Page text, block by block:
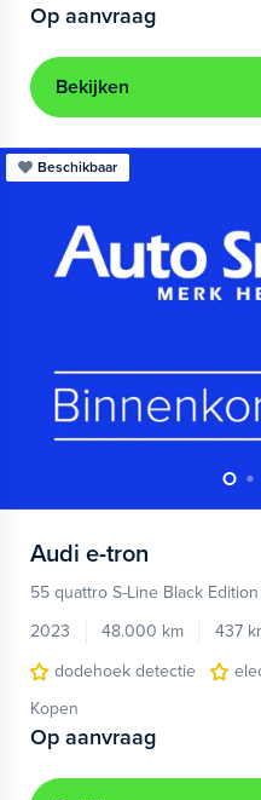
Op aanvraag
Bekijken
Beschikbaar
Audi e-tron
55 quattro S-Line Black
2023
48.000 km 437
dodehoek detectie
Kopen
Op aanvraag